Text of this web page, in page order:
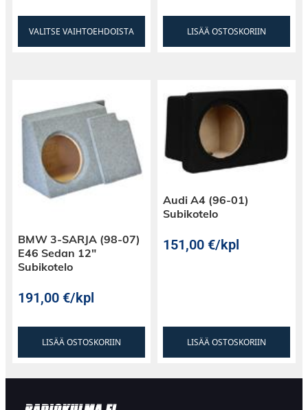
VALITSE VAIHTOEHDOISTA LISÄÄ OSTOSKORIIN
BMW 3-SARJA (98-07)
E46 Sedan 12″
Subikotelo
191,00€/kpl
LISÄÄ OSTOSKORIIN
Audi A4 (96-01)
Subikotelo
151,00€/kpl
LISÄÄ OSTOSKORIIN